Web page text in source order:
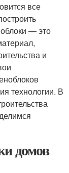
все
— это
и
технологии. В
домов